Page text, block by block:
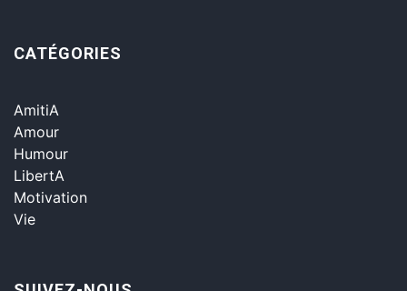
CATÉGORIES
AmitiA
Amour
Humour
LibertA
Motivation
Vie